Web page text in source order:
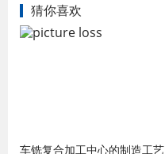
猜你喜欢
车铣复合加工中心的制造工艺